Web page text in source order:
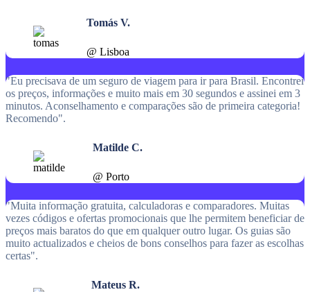
Tomás V.
@ Lisboa
"Eu precisava de um seguro de viagem para ir para Brasil. Encontrei
os preços, informações e muito mais em 30 segundos e assinei em 3
minutos. Aconselhamento e comparações são de primeira categoria!
Recomendo".
Matilde C.
@ Porto
"Muita informação gratuita, calculadoras e comparadores. Muitas
vezes códigos e ofertas promocionais que lhe permitem beneficiar de
preços mais baratos do que em qualquer outro lugar. Os guias são
muito actualizados e cheios de bons conselhos para fazer as escolhas
certas".
Mateus R.